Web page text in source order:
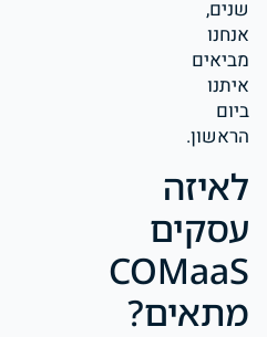
שנים,
אנחנו
מביאים
איתנו
ביום
הראשון.
לאיזה
עסקים
COMaaS
מתאים?